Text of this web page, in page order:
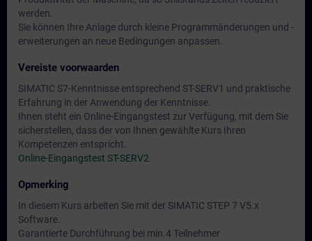
werden.
Sie können Ihre Anlage durch kleine Programmänderungen und -
erweiterungen an neue Bedingungen anpassen.
Vereiste voorwaarden
SIMATIC S7-Kenntnisse entsprechend ST-SERV1 und praktische
Erfahrung in der Anwendung der Kenntnisse.
Ihnen steht ein Online-Eingangstest zur Verfügung, mit dem Sie
sicherstellen, dass der von Ihnen gewählte Kurs Ihren
Kompetenzen entspricht.
Online-Eingangstest ST-SERV2
Opmerking
In diesem Kurs arbeiten Sie mit der SIMATIC STEP 7 V5.x
Software.
Garantierte Durchführung bei min.4 Teilnehmer